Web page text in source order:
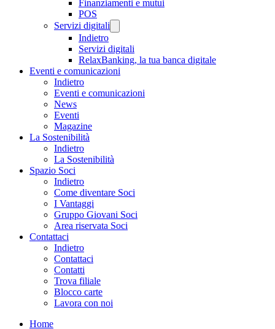
Finanziamenti e mutui
POS
Servizi digitali
Indietro
Servizi digitali
RelaxBanking, la tua banca digitale
Eventi e comunicazioni
Indietro
Eventi e comunicazioni
News
Eventi
Magazine
La Sostenibilità
Indietro
La Sostenibilità
Spazio Soci
Indietro
Come diventare Soci
I Vantaggi
Gruppo Giovani Soci
Area riservata Soci
Contattaci
Indietro
Contattaci
Contatti
Trova filiale
Blocco carte
Lavora con noi
Home